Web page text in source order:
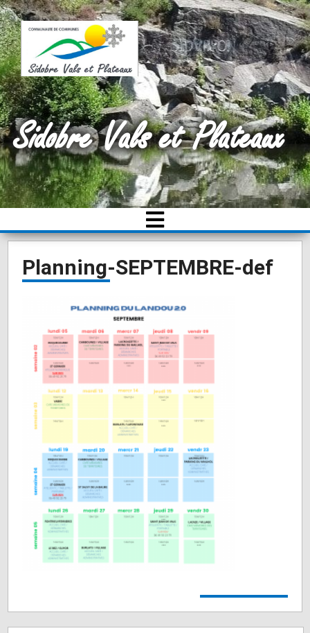
Sidobre Vals et Plateaux
Planning-SEPTEMBRE-def